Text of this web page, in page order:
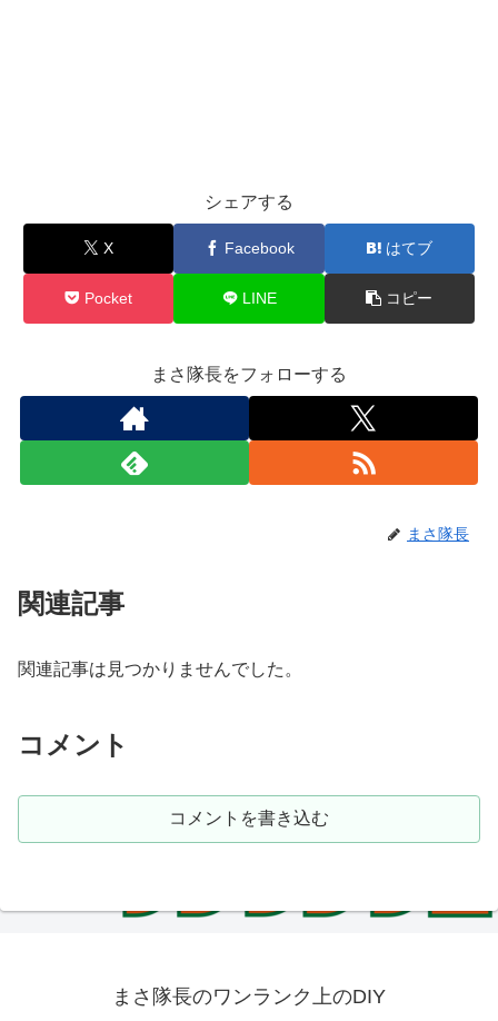
シェアする
X Facebook はてブ
Pocket LINE コピー
まさ隊長をフォローする
まさ隊長
関連記事
関連記事は見つかりませんでした。
コメント
コメントを書き込む
まさ隊長のワンランク上のDIY